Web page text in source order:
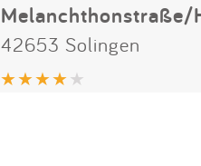
Melanchthonstraße/
42653 Solingen